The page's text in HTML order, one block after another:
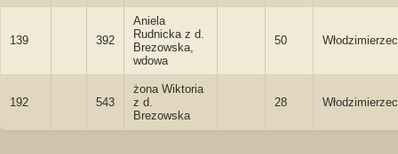
139 392
Aniela
Rudnicka z d.
Brezowska,
wdowa
50 Włodzimierzec
192 543
żona Wiktoria
z d.
Brezowska
28 Włodzimierzec